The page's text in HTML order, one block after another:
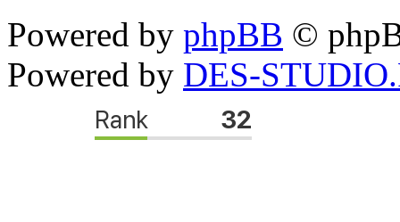
Powered by phpBB ©
Powered by DES-